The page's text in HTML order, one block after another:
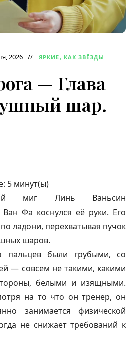
2026 ЯРКИЕ, КАК ЗВЁЗДЫ
— Глава
шар.
5 минут(ы)
миг Линь Ваньсин
Ван Фа коснулся её руки. Его
ладони, перехватывая пучок
шаров.
пальцев были грубыми, со
— совсем не такими, какими
белыми и изящными.
на то что он тренер, он
занимается физической
не снижает требований к